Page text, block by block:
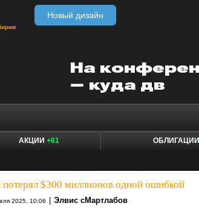
Новый дизайн
АКЦИИ +61 ОБЛИГАЦИИ
потерял $300 миллионов одной ошибкой
2025, 10:06 Элвис cМартлабов